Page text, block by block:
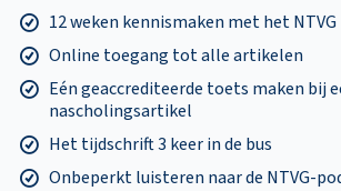
12 weken kennismaken met het NTVG
Online toegang tot alle artikelen
Eén geaccrediteerde toets maken bij
nascholingsartikel
Het tijdschrift 3 keer in de bus
Onbeperkt luisteren naar de NTVG-